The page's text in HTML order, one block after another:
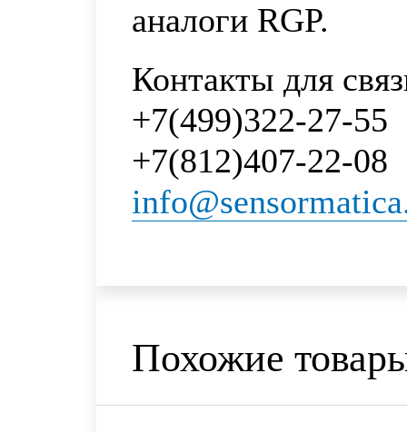
аналоги RGP.
Контакты для
+7(499)322-27-55
+7(812)407-22-08
Похожие